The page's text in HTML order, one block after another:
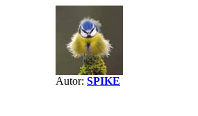
Autor: SPIKE